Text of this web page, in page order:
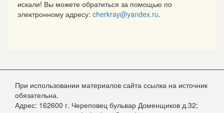
искали! Вы можете обратиться за помощью по
электронному адресу: cherkray@yandex.ru.
При использовании материалов сайта ссылка на источник
обязательна.
Адрес: 162600 г. Череповец бульвар Доменщиков д.32;